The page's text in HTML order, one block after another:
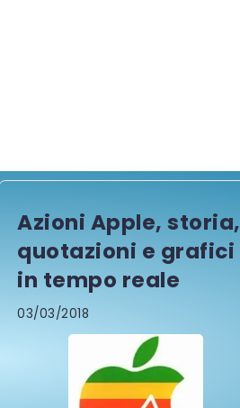
Azioni Apple, storia,
quotazioni e grafici
in tempo reale
03/03/2018